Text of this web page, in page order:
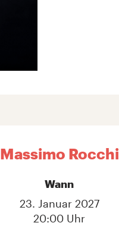
Massimo Rocchi
Wann
23. Januar 2027
20:00 Uhr